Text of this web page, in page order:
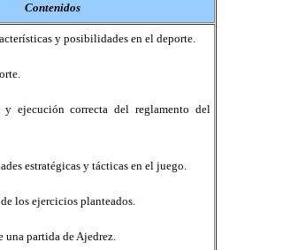
Contenidos
y posibilidades en el deporte.
y ejecución correcta del reglamento del
estratégicas y tácticas en el juego.
los ejercicios planteados.
una partida de Ajedrez.